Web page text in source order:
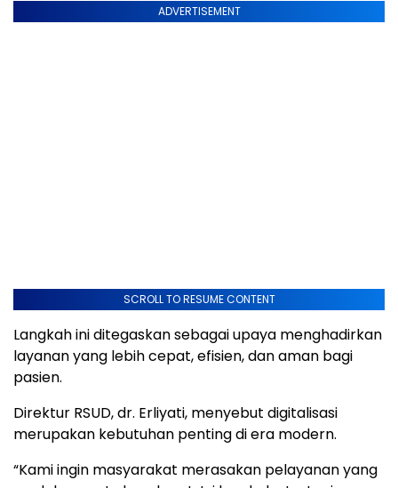
ADVERTISEMENT
SCROLL TO RESUME CONTENT
Langkah ini ditegaskan sebagai upaya menghadirkan
layanan yang lebih cepat, efisien, dan aman bagi
pasien.
Direktur RSUD, dr. Erliyati, menyebut digitalisasi
merupakan kebutuhan penting di era modern.
“Kami ingin masyarakat merasakan pelayanan yang